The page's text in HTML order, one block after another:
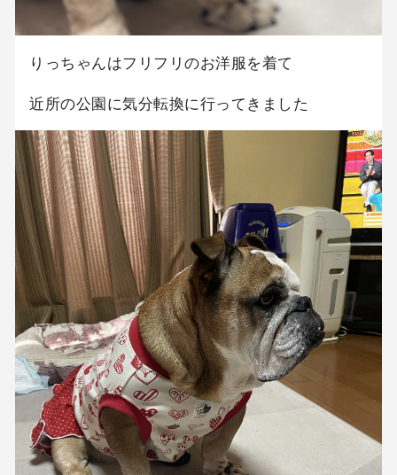
りっちゃんはフリフリのお洋服を着て
近所の公園に気分転換に行ってきました